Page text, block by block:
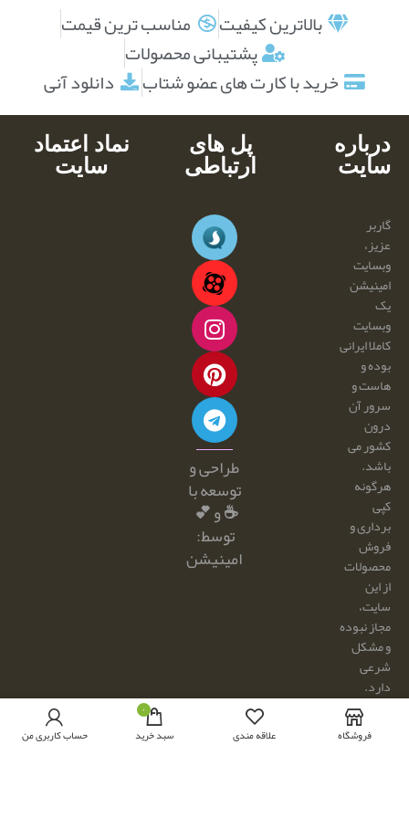
بالاترین کیفیت
مناسب ترین قیمت
پشتیبانی محصولات
خرید با کارت های عضو شتاب
دانلود آنی
درباره
سایت
پل های
ارتباطی
نماد اعتماد
سایت
گاربر
عزیز،
وبسایت
امینیشن
یک
وبسایت
کاملا ایرانی
بوده و
هاست و
سرور آن
درون
کشور می
باشد.
هرگونه
کپی
برداری و
فروش
محصولات
از این
سایت،
مجاز نبوده
و مشکل
شرعی
دارد.
محصولات
طراحی و
توسعه با
☕ و 💕
توسط:
امینیشن
فروشگاه علاقه مندی
۰
سبد خرید حساب کاربری من